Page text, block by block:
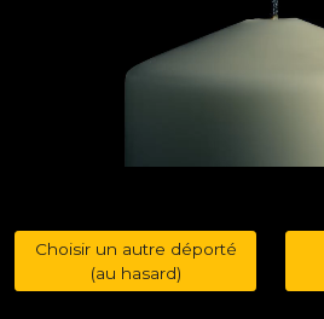
Choisir un autre déporté
(au hasard)